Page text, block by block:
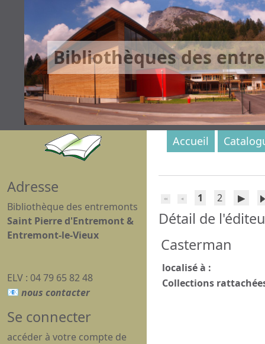
Bibliothèques des
1 2
Détail de
Casterman
localisé à :
Collections
Accueil
Adresse
Bibliothèque des entremonts
Saint Pierre d'Entremont &
Entremont-le-Vieux
ELV : 04 79 65 82 48
Se connecter
accéder à votre compte de